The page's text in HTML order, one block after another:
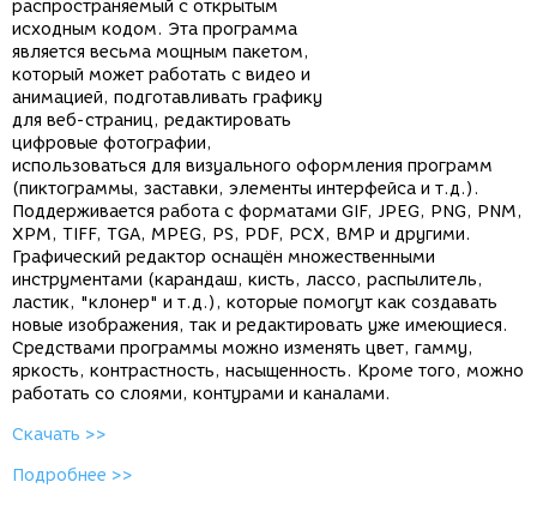
распространяемый с открытым
исходным кодом. Эта программа
является весьма мощным пакетом,
который может работать с видео и
анимацией, подготавливать графику
для веб-страниц, редактировать
цифровые фотографии,
использоваться для визуального оформления программ
(пиктограммы, заставки, элементы интерфейса и т.д.).
Поддерживается работа с форматами GIF, JPEG, PNG, PNM,
XPM, TIFF, TGA, MPEG, PS, PDF, PCX, BMP и другими.
Графический редактор оснащён множественными
инструментами (карандаш, кисть, лассо, распылитель,
ластик, "клонер" и т.д.), которые помогут как создавать
новые изображения, так и редактировать уже имеющиеся.
Средствами программы можно изменять цвет, гамму,
яркость, контрастность, насыщенность. Кроме того, можно
работать со слоями, контурами и каналами.
Скачать >>
Подробнее >>